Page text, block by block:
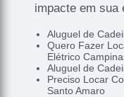
impacte em sua
Aluguel de
Quero Fazer
Elétrico
Aluguel de
Preciso Locar
Santo Amaro